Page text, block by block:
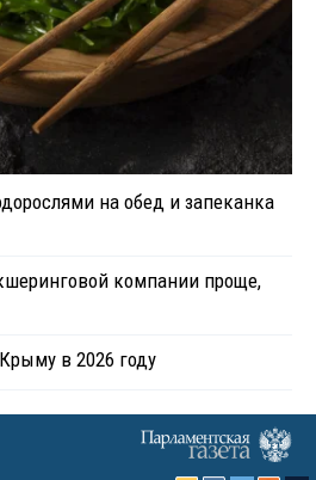
на обед и запеканка
компании проще,
в 2026 году